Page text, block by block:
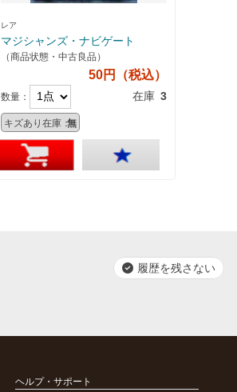
レア
マジシャンズ・ナビゲート
（商品状態・中古良品）
50円（税込）
数量： 在庫 3
キズあり在庫：無
履歴を残さない
ヘルプ・サポート